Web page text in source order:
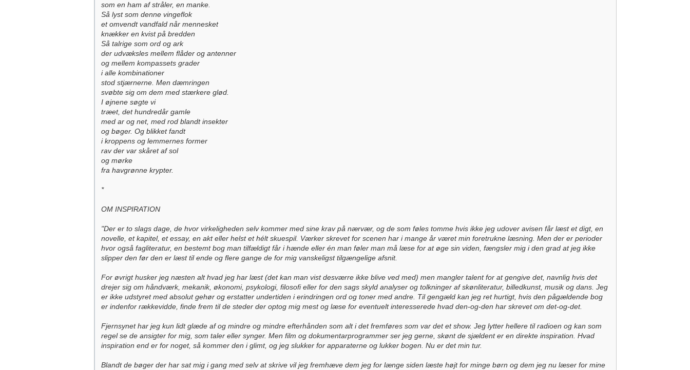
som en ham af stråler, en manke.
Så lyst som denne vingeflok
et omvendt vandfald når mennesket
knækker en kvist på bredden
Så talrige som ord og ark
der udvæksles mellem flåder og antenner
og mellem kompassets grader
i alle kombinationer
stod stjærnerne. Men dæmringen
svøbte sig om dem med stærkere glød.
I øjnene søgte vi
træet, det hundredår gamle
med ar og net, med rod blandt insekter
og bøger. Og blikket fandt
i kroppens og lemmernes former
rav der var skåret af sol
og mørke
fra havgrønne krypter.
*
OM INSPIRATION
"Der er to slags dage, de hvor virkeligheden selv kommer med sine krav på nærvær, og de som føles tomme hvis ikke jeg udover avisen får læst et digt, en
novelle, et kapitel, et essay, en akt eller helst et hélt skuespil. Værker skrevet for scenen har i mange år været min foretrukne læsning. Men der er perioder
hvor også fagliteratur, en bestemt bog man tilfældigt får i hænde eller én man føler man må læse for at øge sin viden, fængsler mig i den grad at jeg ikke
slipper den før den er læst til ende og flere gange de for mig vanskeligst tilgængelige afsnit.
For øvrigt husker jeg næsten alt hvad jeg har læst (det kan man vist desværre ikke blive ved med) men mangler talent for at gengive det, navnlig hvis det
drejer sig om håndværk, mekanik, økonomi, psykologi, filosofi eller for den sags skyld analyser og tolkninger af skønliteratur, billedkunst, musik og dans. Jeg
er ikke udstyret med absolut gehør og erstatter undertiden i erindringen ord og toner med andre. Til gengæld kan jeg ret hurtigt, hvis den pågældende bog
er indenfor rækkevidde, finde frem til de steder der optog mig mest og læse for eventuelt interesserede hvad den-og-den har skrevet om det-og-det.
Fjernsynet har jeg kun lidt glæde af og mindre og mindre efterhånden som alt i det fremføres som var det et show. Jeg lytter hellere til radioen og kan som
regel se de ansigter for mig, som taler eller synger. Men film og dokumentarprogrammer ser jeg gerne, skønt de sjældent er en direkte inspiration. Hvad
inspiration end er for noget, så kommer den i glimt, og jeg slukker for apparaterne og lukker bogen. Nu er det min tur.
Blandt de bøger der har sat mig i gang med selv at skrive vil jeg fremhæve dem jeg for længe siden læste højt for minge børn og dem jeg nu læser for mine